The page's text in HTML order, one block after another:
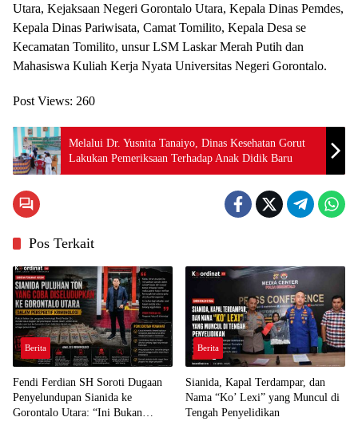
Utara, Kejaksaan Negeri Gorontalo Utara, Kepala Dinas Pemdes,
Kepala Dinas Pariwisata, Camat Tomilito, Kepala Desa se
Kecamatan Tomilito, unsur LSM Laskar Merah Putih dan
Mahasiswa Kuliah Kerja Nyata Universitas Negeri Gorontalo.
Post Views: 260
Melalui Dr. Yusnita Tanaiyo, Dinas Kesehatan Gorut
Lakukan Pemeriksaan Terhadap Anak Didik Baru
Pos Terkait
Berita
Fendi Ferdian SH Soroti Dugaan
Penyelundupan Sianida ke
Gorontalo Utara: “Ini Bukan
Berita
Sianida, Kapal Terdampar, dan
Nama “Ko’ Lexi” yang Muncul di
Tengah Penyelidikan